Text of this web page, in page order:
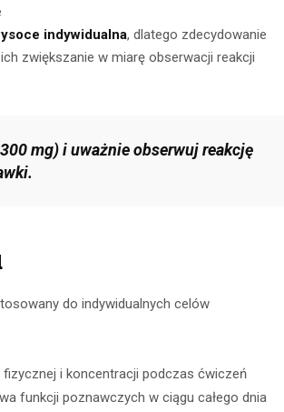
indywidualna, dlatego zdecydowanie
zwiększanie w miarę obserwacji reakcji
mg) i uważnie obserwuj reakcję
do indywidualnych celów
i koncentracji podczas ćwiczeń
funkcji poznawczych w ciągu całego dnia